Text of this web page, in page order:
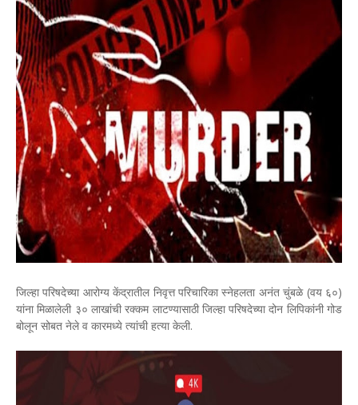
जिल्‍हा परिषदेच्या आरोग्य केंद्रातील निवृत्त परिचारिका स्नेहलता अनंत चुंबळे (वय ६०)
यांना मिळालेली ३० लाखांची रक्कम लाटण्यासाठी जिल्‍हा परिषदेच्या दोन लिपिकांनी गोड
बोलून सोबत नेले व कारमध्ये त्यांची हत्या केली.